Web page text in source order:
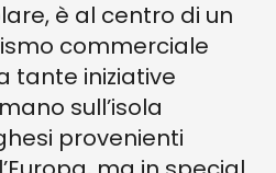
è al centro di un
commerciale
tante iniziative
sull’isola
provenienti